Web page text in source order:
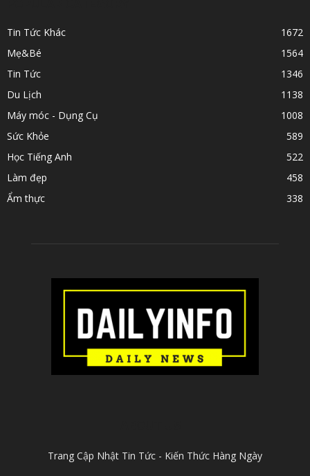
Tin Tức Khác
1672
Mẹ&Bé
1564
Tin Tức
1346
Du Lịch
1138
Máy móc - Dụng Cụ
1008
Sức Khỏe
589
Học Tiếng Anh
522
Làm đẹp
458
Ẩm thực
338
Trang Cập Nhật Tin Tức - Kiến Thức Hàng Ngày